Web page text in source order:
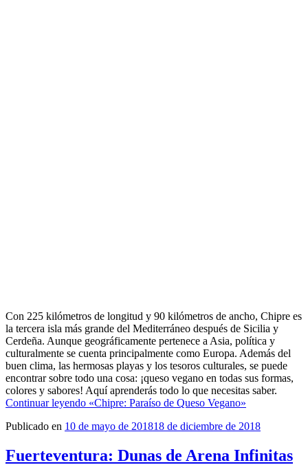
Con 225 kilómetros de longitud y 90 kilómetros de ancho, Chipre es
la tercera isla más grande del Mediterráneo después de Sicilia y
Cerdeña. Aunque geográficamente pertenece a Asia, política y
culturalmente se cuenta principalmente como Europa. Además del
buen clima, las hermosas playas y los tesoros culturales, se puede
encontrar sobre todo una cosa: ¡queso vegano en todas sus formas,
colores y sabores! Aquí aprenderás todo lo que necesitas saber.
Continuar leyendo «Chipre: Paraíso de Queso Vegano»
Publicado en 10 de mayo de 201818 de diciembre de 2018
Fuerteventura: Dunas de Arena Infinitas